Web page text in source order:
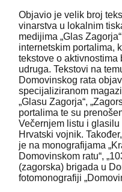
Objavio je velik broj
vinarstva u lokalnim
medijima „Glas
internetskim portalima,
tekstove o
udruga. Tekstovi na
Domovinskog rata
specijaliziranom
„Glasu Zagorja“,
portalima te su
Večernjem listu i
Hrvatski vojnik.
je na monografijama
Domovinskom ratu“,
(zagorska) brigada u
fotomonografiji